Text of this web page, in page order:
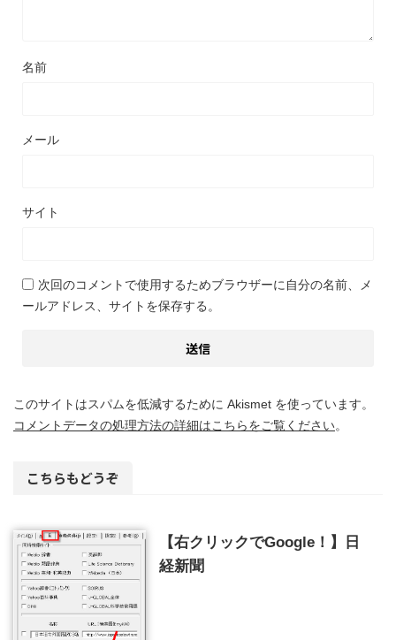
名前
メール
サイト
次回のコメントで使用するためブラウザーに自分の名前、メ
ールアドレス、サイトを保存する。
このサイトはスパムを低減するために Akismet を使っています。
コメントデータの処理方法の詳細はこちらをご覧ください。
こちらもどうぞ
【右クリックでGoogle！】日
経新聞